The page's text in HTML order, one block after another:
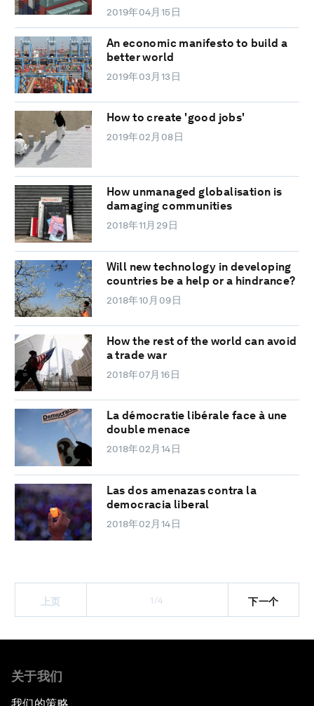
2019年04月15日
An economic manifesto to build a
better world
2019年03月13日
How to create 'good jobs'
2019年02月08日
How unmanaged globalisation is
damaging communities
2018年11月29日
Will new technology in developing
countries be a help or a hindrance?
2018年10月09日
How the rest of the world can avoid
a trade war
2018年07月16日
La démocratie libérale face à une
double menace
2018年02月14日
Las dos amenazas contra la
democracia liberal
2018年02月14日
上页 1/4 下一个
关于我们